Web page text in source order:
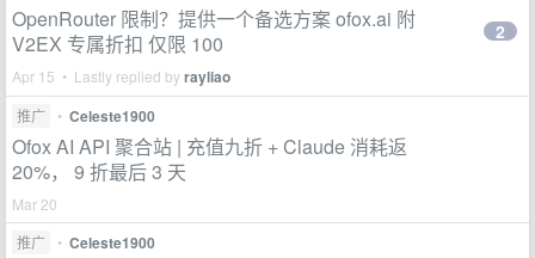
OpenRouter 限制？提供一个备选方案 ofox.ai 附
V2EX 专属折扣 仅限 100
Apr 15 • Lastly replied byrayliao
2
推广 • Celeste1900
Ofox AI API 聚合站 | 充值九折 + Claude 消耗返
20%， 9 折最后 3 天
Mar 20
推广
• Celeste1900